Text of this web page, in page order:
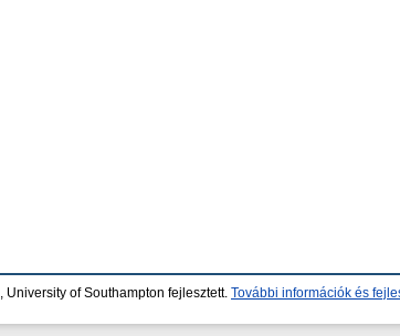
, University of Southampton fejlesztett. További információk és